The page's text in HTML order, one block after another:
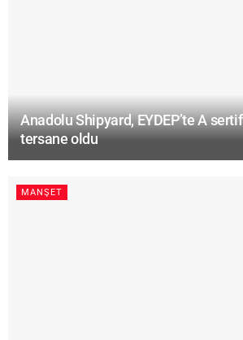
Anadolu Shipyard, EYDEP’te A
tersane oldu
MANŞET